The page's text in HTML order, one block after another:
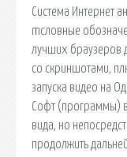
Система Интернет
mсловные
лучших браузеров
со скриншотами,
запуска видео на
Софт (программы) в
вида, но
продолжить